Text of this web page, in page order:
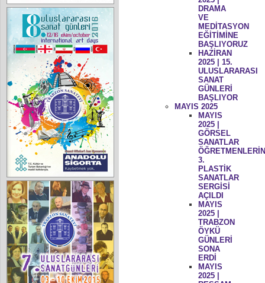
DRAMA
VE
MEDİTASYON
EĞİTİMİNE
BAŞLIYORUZ
HAZİRAN
2025 | 15.
ULUSLARARASI
SANAT
GÜNLERİ
BAŞLIYOR
MAYIS 2025
MAYIS
2025 |
GÖRSEL
SANATLAR
3.
PLASTİK
SANATLAR
SERGİSİ
AÇILDI
MAYIS
2025 |
TRABZON
ÖYKÜ
GÜNLERİ
SONA
ERDİ
MAYIS
2025 |